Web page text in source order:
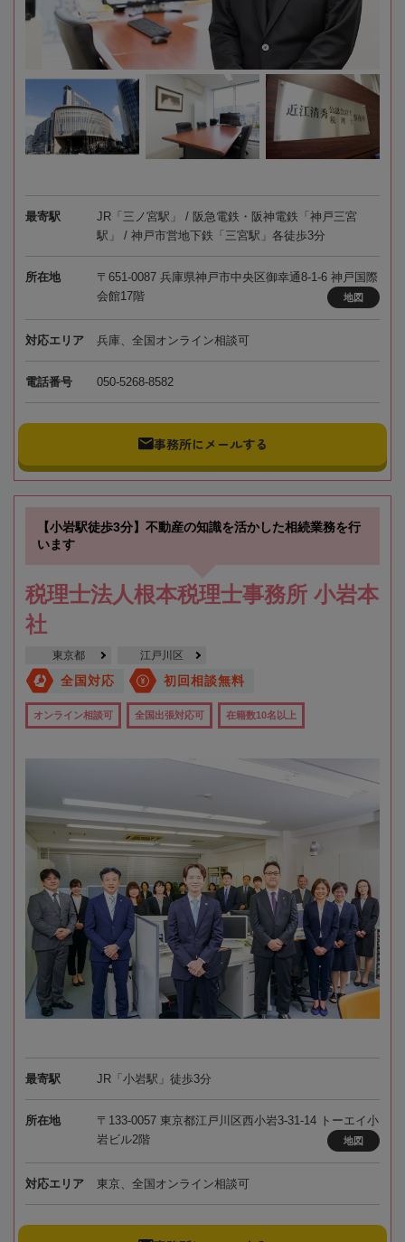
最寄駅
JR「三ノ宮駅」 / 阪急電鉄・阪神電鉄「神戸三宮
駅」 / 神戸市営地下鉄「三宮駅」各徒歩3分
所在地
〒651-0087 兵庫県神戸市中央区御幸通8-1-6 神戸国際
会館17階
地図
対応エリア 兵庫、全国オンライン相談可
電話番号 050-5268-8582
事務所にメールする
【小岩駅徒歩3分】不動産の知識を活かした相続業務を行
います
税理士法人根本税理士事務所 小岩本
社
東京都 江戸川区
全国対応 初回相談無料
オンライン相談可 全国出張対応可 在籍数10名以上
最寄駅 JR「小岩駅」徒歩3分
所在地
〒133-0057 東京都江戸川区西小岩3-31-14 トーエイ小
岩ビル2階
地図
対応エリア 東京、全国オンライン相談可